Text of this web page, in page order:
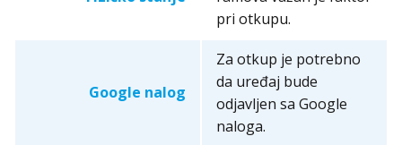
pri otkupu.
Google nalog
Za otkup je potrebno
da uređaj bude
odjavljen sa Google
naloga.